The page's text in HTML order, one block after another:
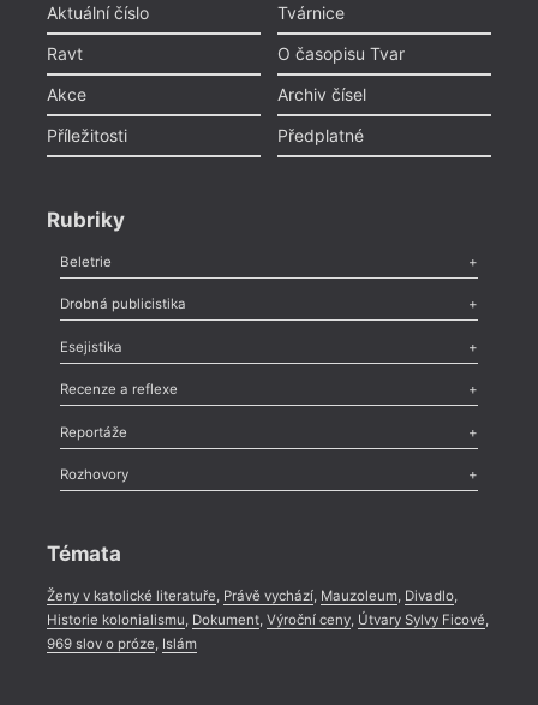
Aktuální číslo
Ravt
Akce
Příležitosti
Tvárnice
O časopisu Tvar
Archiv čísel
Předplatné
Rubriky
Beletrie
Poezie,Próza,Dokumenty
Drobná publicistika
Odlesk
Nekrolog,Glosa,Sloupek,Pozvánka,Literární soutěž,
Esejistika
Esej ,Pádlo,Úvaha
Recenze a reflexe
Recenze
Méně slov o próze,Celá rubrika
Reportáže
Literární zítřky
Celá rubrika
Rozhovory
Témata
Ženy v katolické literatuře, Právě vychází, Mauzoleum, Divadlo,
Historie kolonialismu, Dokument, Výroční ceny, Útvary Sylvy Ficové,
969 slov o próze, Islám